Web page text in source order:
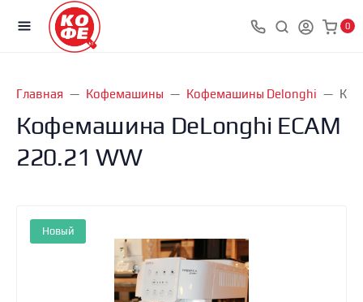
0
Главная Кофемашины Кофемашины Delonghi
Кофемашина DeLonghi ECAM
220.21 WW
Новый